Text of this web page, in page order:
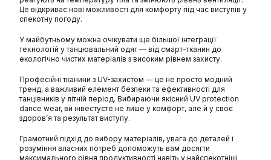
Це відкриває нові можливості для комфорту під час виступів у
спекотну погоду.
У майбутньому можна очікувати ще більшої інтеграції
технологій у танцювальний одяг — від смарт-тканин до
екологічно чистих матеріалів з високим рівнем захисту.
Професійні тканини з UV-захистом — це не просто модний
тренд, а важливий елемент безпеки та ефективності для
танцівників у літній період. Вибираючи якісний UV protection
dance wear, ви інвестуєте не лише у комфорт, але й у своє
здоров’я та результат виступу.
Грамотний підхід до вибору матеріалів, увага до деталей і
розуміння власних потреб допоможуть вам досягти
максимального рівня продуктивності навіть у найспекотніші